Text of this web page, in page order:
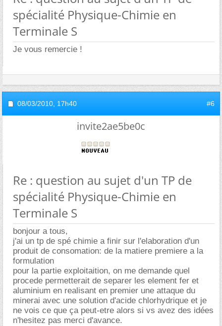
spécialité Physique-Chimie en
Terminale S
Je vous remercie !
08/03/2010, 17h40 #6
invite2ae5be0c
Re : question au sujet d'un TP de
spécialité Physique-Chimie en
Terminale S
bonjour a tous,
j'ai un tp de spé chimie a finir sur l'elaboration d'un
produit de consomation: de la matiere premiere a la
formulation
pour la partie exploitaition, on me demande quel
procede permetterait de separer les element fer et
aluminium en realisant en premier une attaque du
minerai avec une solution d'acide chlorhydrique et je
ne vois ce que ça peut-etre alors si vs avez des idées
n'hesitez pas merci d'avance.